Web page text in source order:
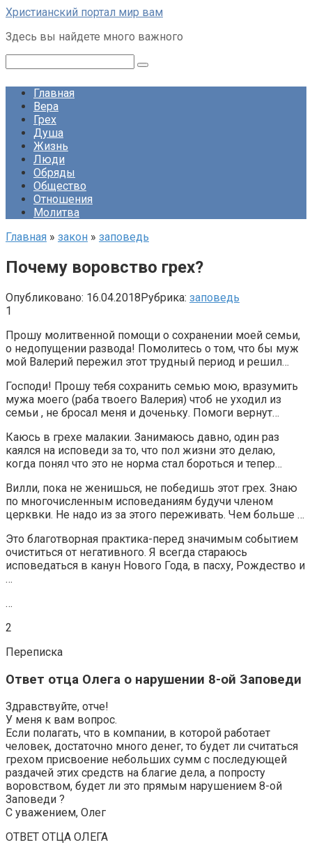
Перейти
контенту
Христианский портал мир вам
Здесь вы найдете много важного
Главная
Вера
Грех
Душа
Жизнь
Люди
Обряды
Общество
Отношения
Молитва
Главная » закон » заповедь
Почему воровство грех?
Опубликовано: 16.04.2018Рубрика: заповедь
1
Прошу молитвенной помощи о сохранении моей семьи,
о недопущении развода! Помолитесь о том, что бы муж
мой Валерий пережил этот трудный период и решил…
Господи! Прошу тебя сохранить семью мою, вразумить
мужа моего (раба твоего Валерия) чтоб не уходил из
семьи , не бросал меня и доченьку. Помоги вернут…
Каюсь в грехе малакии. Занимаюсь давно, один раз
каялся на исповеди за то, что пол жизни это делаю,
когда понял что это не норма стал бороться и тепер…
Вилли, пока не женишься, не победишь этот грех. Знаю
по многочисленным исповеданиям будучи членом
церквки. Не надо из за этого переживать. Чем больше …
Это благотворная практика-перед значимым событием
очиститься от негативного. Я всегда стараюсь
исповедаться в канун Нового Года, в пасху, Рождество и
…
…
2
Переписка
Ответ отца Олега о нарушении 8-ой Заповеди
Здравствуйте, отче!
У меня к вам вопрос.
Если полагать, что в компании, в которой работает
человек, достаточно много денег, то будет ли считаться
грехом присвоение небольших сумм с последующей
раздачей этих средств на благие дела, а попросту
воровством, будет ли это прямым нарушением 8-ой
Заповеди ?
С уважением, Олег
ОТВЕТ ОТЦА ОЛЕГА